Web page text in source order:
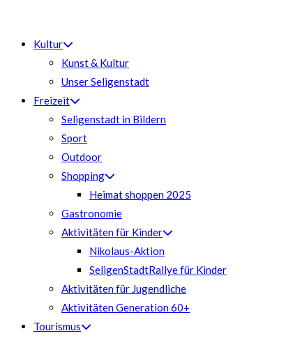
springen
Kultur
Kunst & Kultur
Unser Seligenstadt
Freizeit
Seligenstadt in Bildern
Sport
Outdoor
Shopping
Heimat shoppen 2025
Gastronomie
Aktivitäten für Kinder
Nikolaus-Aktion
SeligenStadtRallye für Kinder
Aktivitäten für Jugendliche
Aktivitäten Generation 60+
Tourismus